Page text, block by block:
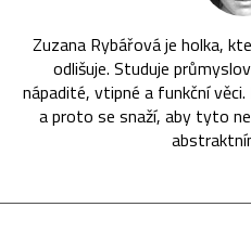
Zuzana Rybářová je holka,
odlišuje. Studuje
nápadité, vtipné a funkční
a proto se snaží, aby tyto